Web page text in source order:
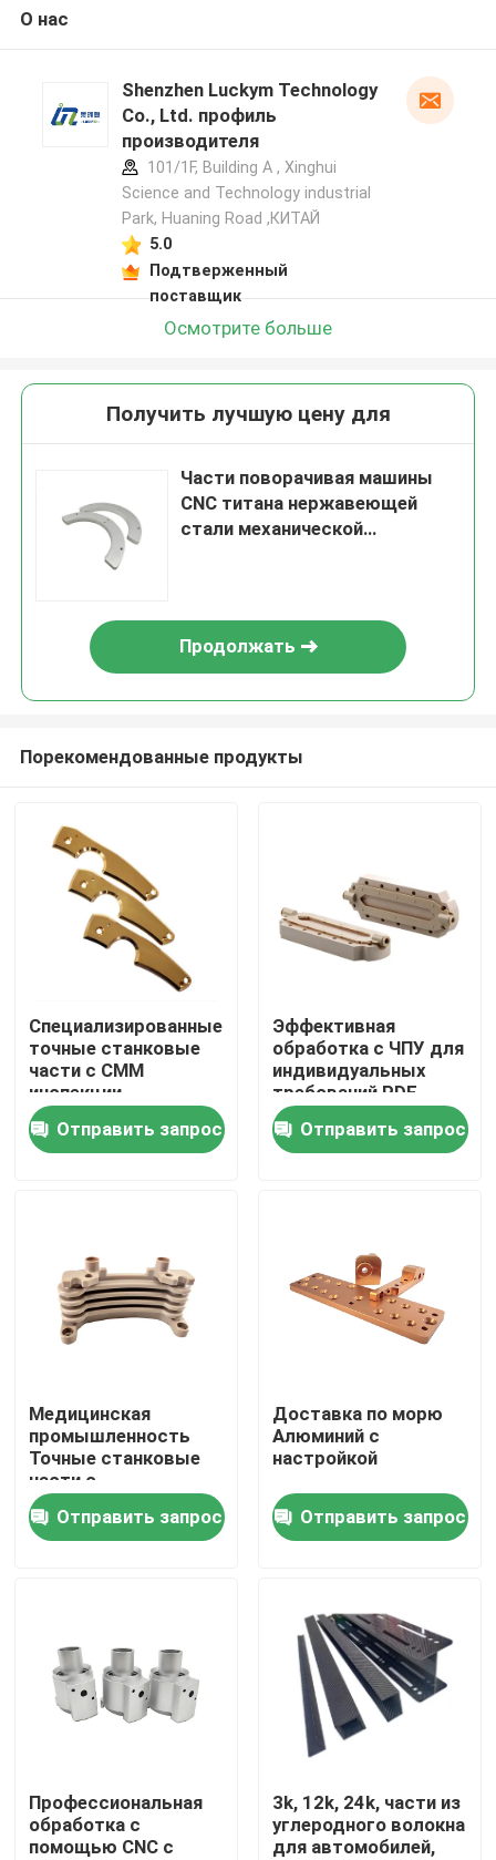
Продукты
О нас
Путешествие фабрики
Новости
Cnc точности подвергал части механической
О нас
Shenzhen Luckym Technology
Co., Ltd. профиль
производителя
101/1F, Building A , Xinghui
Science and Technology industrial
Park, Huaning Road ,КИТАЙ
5.0
Подтверженный
поставщик
Осмотрите больше
Получить лучшую цену для
Части поворачивая машины
CNC титана нержавеющей
стали механической
Продолжать
Порекомендованные продукты
Специализированные
точные станковые
части с CMM
инспекции
анодирующей
поверхности
Отправить запрос
Эффективная
обработка с ЧПУ для
индивидуальных
требований PDF
формат чертежа
Отправить запрос
Медицинская
промышленность
Точные станковые
части с
анодирующей
поверхностью
Отправить запрос
Доставка по морю
Алюминий с
настройкой
Отправить запрос
Профессиональная
обработка с
помощью CNC с
3k, 12k, 24k, части из
углеродного волокна
для автомобилей,